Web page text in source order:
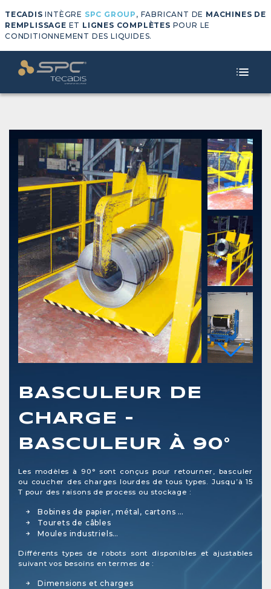
TECADIS INTÈGRE SPC GROUP , FABRICANT DE MACHINES DE
REMPLISSAGE ET LIGNES COMPLÈTES POUR LE
CONDITIONNEMENT DES LIQUIDES.
BASCULEUR DE
CHARGE -
BASCULEUR À 90°
Les modèles à 90° sont conçus pour retourner, basculer
ou coucher des charges lourdes de tous types. Jusqu’à 15
T pour des raisons de process ou stockage :
Bobines de papier, métal, cartons …
Tourets de câbles
Moules industriels…
Différents types de robots sont disponibles et ajustables
suivant vos besoins en termes de :
Dimensions et charges